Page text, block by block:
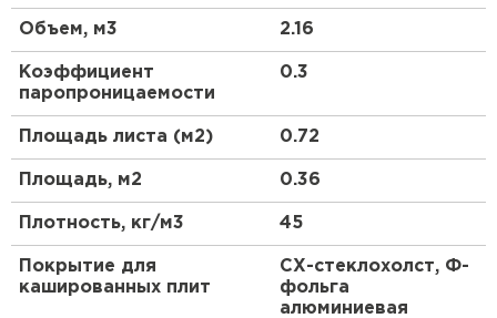
Кашированные плиты применяют в качестве
теплоизоляционного слоя, не требующего
дополнительной пароизоляции и ветрозащиты, а
также в качестве теплоизоляционного слоя при
внутреннем выполнении изоляции без
дополнительной облицовки.
Объем, м3 2.16
Коэффициент
паропроницаемости
0.3
Площадь листа (м2) 0.72
Площадь, м2 0.36
Плотность, кг/м3 45
Покрытие для
кашированных плит
СХ-стеклохолст, Ф-
фольга
алюминиевая
Утеплитель Изомин
Утеплитель Тимплэкс